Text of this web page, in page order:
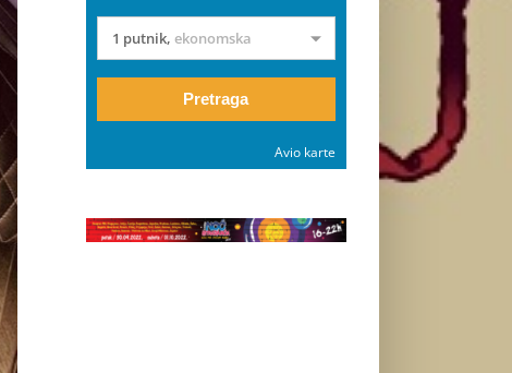
1 putnik, ekonomska
Pretraga
Avio karte